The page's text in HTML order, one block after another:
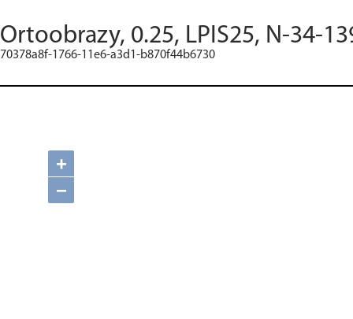
Ortoobrazy, 0.25, LPIS25, N-34-
70378a8f-1766-11e6-a3d1-b870f44b6730
+
−